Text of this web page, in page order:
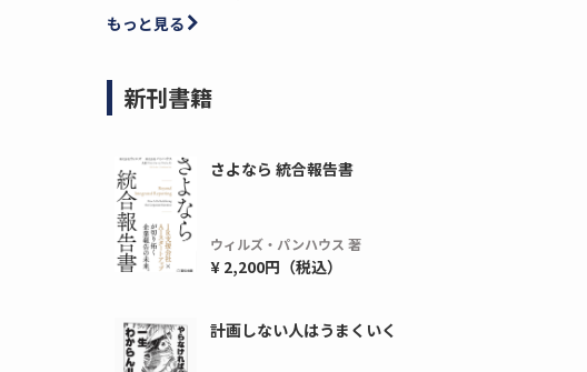
もっと見る
新刊書籍
さよなら 統合報告書
ウィルズ・パンハウス 著
¥ 2,200円（税込）
計画しない人はうまくいく